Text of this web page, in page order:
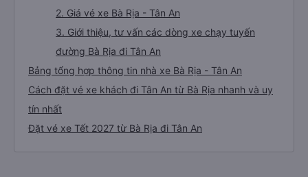
2. Giá vé xe Bà Rịa - Tân An
3. Giới thiệu, tư vấn các dòng xe chạy tuyến
đường Bà Rịa đi Tân An
Bảng tổng hợp thông tin nhà xe Bà Rịa - Tân An
Cách đặt vé xe khách đi Tân An từ Bà Rịa nhanh và uy
tín nhất
Đặt vé xe Tết 2027 từ Bà Rịa đi Tân An